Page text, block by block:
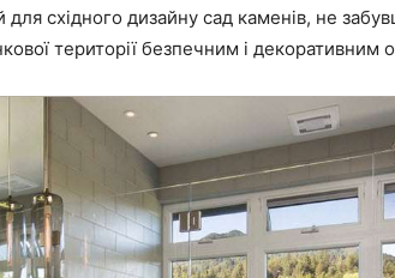
для східного дизайну сад каменів, не
території безпечним і декоративним